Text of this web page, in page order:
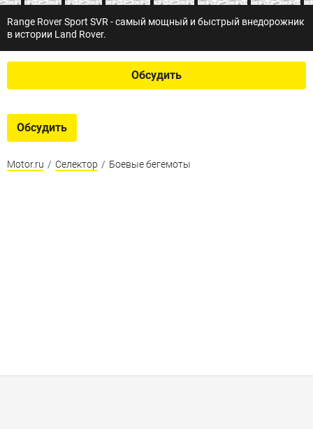
Range Rover Sport SVR - самый мощный и быстрый внедорожник
в истории Land Rover.
Обсудить
Обсудить
Motor.ru / Селектор / Боевые бегемоты